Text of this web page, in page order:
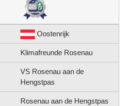
Oostenrijk
Klimafreunde Rosenau
VS Rosenau aan de
Hengstpas
Rosenau aan de Hengstpas